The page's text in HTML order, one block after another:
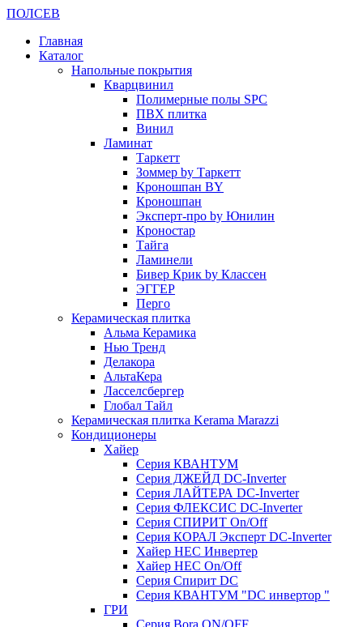
ПОЛСЕВ
Главная
Каталог
Напольные покрытия
Кварцвинил
Полимерные полы SPC
ПВХ плитка
Винил
Ламинат
Таркетт
Зоммер by Таркетт
Кроношпан BY
Кроношпан
Эксперт-про by Юнилин
Кроностар
Тайга
Ламинели
Бивер Крик by Классен
ЭГГЕР
Перго
Керамическая плитка
Альма Керамика
Нью Тренд
Делакора
АльтаКера
Ласселсбергер
Глобал Тайл
Керамическая плитка Kerama Marazzi
Кондиционеры
Хайер
Серия КВАНТУМ
Серия ДЖЕЙД DC-Inverter
Серия ЛАЙТЕРА DC-Inverter
Серия ФЛЕКСИС DC-Inverter
Серия СПИРИТ On/Off
Серия КОРАЛ Эксперт DC-Inverter
Хайер HEC Инвертер
Хайер HEC On/Off
Серия Спирит DC
Серия КВАНТУМ "DC инвертор "
ГРИ
Серия Bora ON/OFF